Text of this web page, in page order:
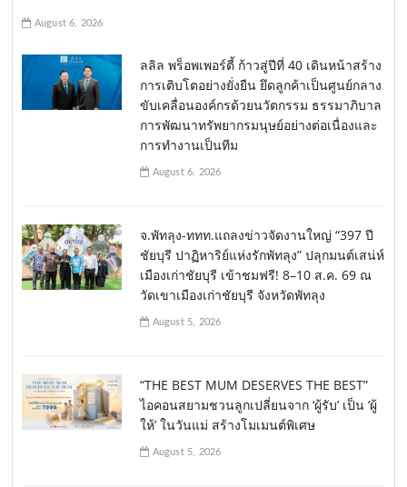
August 6, 2026
ลลิล พร็อพเพอร์ตี้ ก้าวสู่ปีที่ 40 เดินหน้าสร้าง
การเติบโตอย่างยั่งยืน ยึดลูกค้าเป็นศูนย์กลาง
ขับเคลื่อนองค์กรด้วยนวัตกรรม ธรรมาภิบาล
การพัฒนาทรัพยากรมนุษย์อย่างต่อเนื่องและ
การทำงานเป็นทีม
August 6, 2026
จ.พัทลุง-ททท.แถลงข่าวจัดงานใหญ่ “397 ปี
ชัยบุรี ปาฏิหาริย์แห่งรักพัทลุง” ปลุกมนต์เสน่ห์
เมืองเก่าชัยบุรี เข้าชมฟรี! 8–10 ส.ค. 69 ณ
วัดเขาเมืองเก่าชัยบุรี จังหวัดพัทลุง
August 5, 2026
“THE BEST MUM DESERVES THE BEST”
ไอคอนสยามชวนลูกเปลี่ยนจาก ‘ผู้รับ’ เป็น ‘ผู้
ให้’ ในวันแม่ สร้างโมเมนต์พิเศษ
August 5, 2026